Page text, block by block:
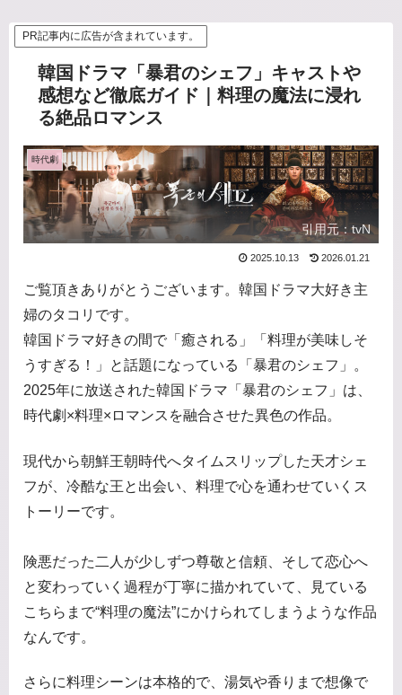
PR記事内に広告が含まれています。
韓国ドラマ「暴君のシェフ」キャストや
感想など徹底ガイド｜料理の魔法に浸れ
る絶品ロマンス
時代劇
引用元：tvN
2025.10.13 2026.01.21
ご覧頂きありがとうございます。韓国ドラマ大好き主
婦のタコリです。
韓国ドラマ好きの間で「癒される」「料理が美味しそ
うすぎる！」と話題になっている「暴君のシェフ」。
2025年に放送された韓国ドラマ「暴君のシェフ」は、
時代劇×料理×ロマンスを融合させた異色の作品。
現代から朝鮮王朝時代へタイムスリップした天才シェ
フが、冷酷な王と出会い、料理で心を通わせていくス
トーリーです。
険悪だった二人が少しずつ尊敬と信頼、そして恋心へ
と変わっていく過程が丁寧に描かれていて、見ている
こちらまで“料理の魔法”にかけられてしまうような作品
なんです。
さらに料理シーンは本格的で、湯気や香りまで想像で